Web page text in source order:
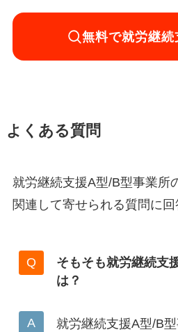
無料で就労継続
よくある質問
就労継続支援A型/B型事業所
関連して寄せられる質問に回
そもそも就労継続支
は？
就労継続支援A型/B